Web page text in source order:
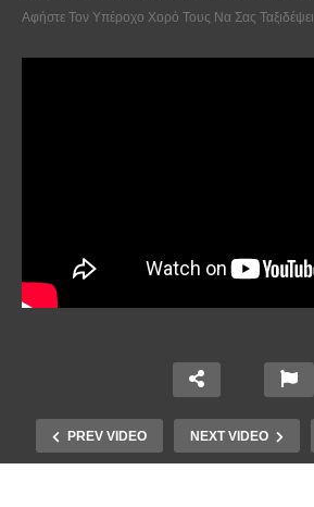
Αφήστε Τον Υπέροχο Χορό Τους Να Σας Ταξιδέψει
PREV VIDEO NEXT VIDEO